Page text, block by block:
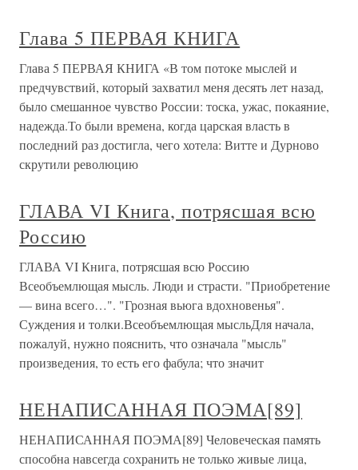
Глава 5 ПЕРВАЯ КНИГА
Глава 5 ПЕРВАЯ КНИГА «В том потоке мыслей и
предчувствий, который захватил меня десять лет назад,
было смешанное чувство России: тоска, ужас, покаяние,
надежда.То были времена, когда царская власть в
последний раз достигла, чего хотела: Витте и Дурново
скрутили революцию
ГЛАВА VI Книга, потрясшая всю
Россию
ГЛАВА VI Книга, потрясшая всю Россию
Всеобъемлющая мысль. Люди и страсти. "Приобретение
— вина всего…". "Грозная вьюга вдохновенья".
Суждения и толки.Всеобъемлющая мысльДля начала,
пожалуй, нужно пояснить, что означала "мысль"
произведения, то есть его фабула; что значит
НЕНАПИСАННАЯ ПОЭМА[89]
НЕНАПИСАННАЯ ПОЭМА[89] Человеческая память
способна навсегда сохранить не только живые лица,